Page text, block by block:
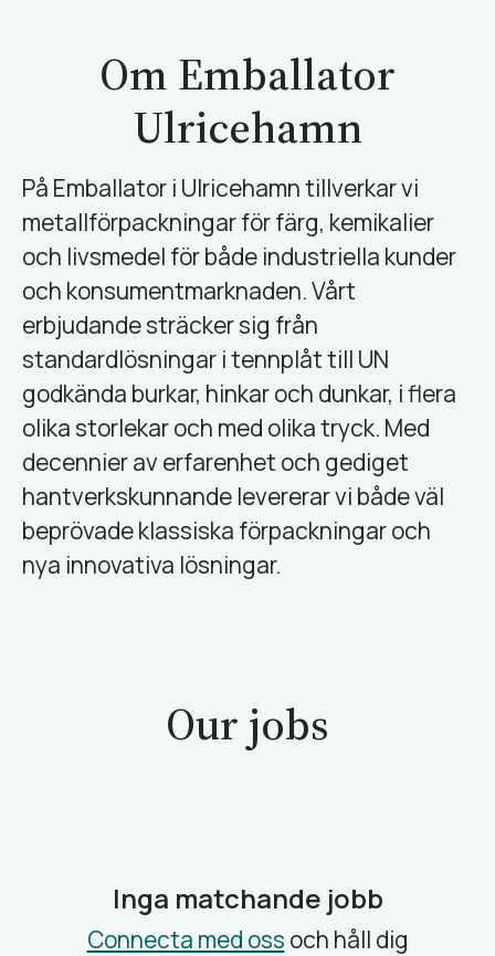
Om Emballator
Ulricehamn
På Emballator i Ulricehamn tillverkar vi
metallförpackningar för färg, kemikalier
och livsmedel för både industriella kunder
och konsumentmarknaden. Vårt
erbjudande sträcker sig från
standardlösningar i tennplåt till UN
godkända burkar, hinkar och dunkar, i flera
olika storlekar och med olika tryck. Med
decennier av erfarenhet och gediget
hantverkskunnande levererar vi både väl
beprövade klassiska förpackningar och
nya innovativa lösningar.
Our jobs
Inga matchande jobb
Connecta med oss och håll dig